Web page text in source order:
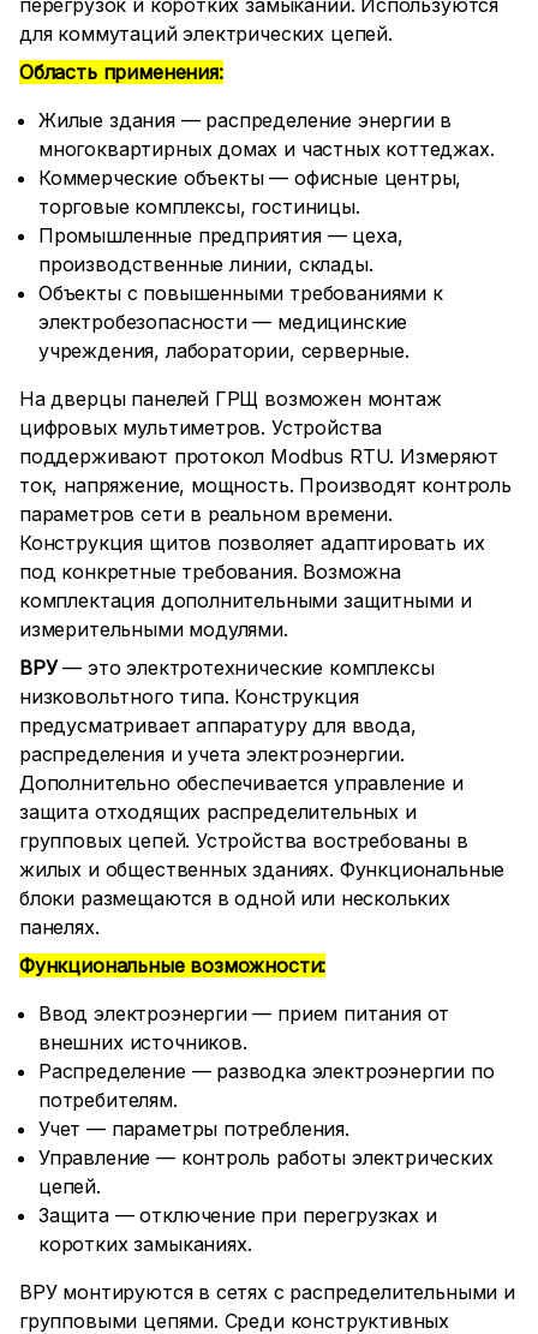
перегрузок и коротких замыканий. Используются
для коммутаций электрических цепей.
Область применения:
Жилые здания — распределение энергии в
многоквартирных домах и частных коттеджах.
Коммерческие объекты — офисные центры,
торговые комплексы, гостиницы.
Промышленные предприятия — цеха,
производственные линии, склады.
Объекты с повышенными требованиями к
электробезопасности — медицинские
учреждения, лаборатории, серверные.
На дверцы панелей ГРЩ возможен монтаж
цифровых мультиметров. Устройства
поддерживают протокол Modbus RTU. Измеряют
ток, напряжение, мощность. Производят контроль
параметров сети в реальном времени.
Конструкция щитов позволяет адаптировать их
под конкретные требования. Возможна
комплектация дополнительными защитными и
измерительными модулями.
ВРУ— это электротехнические комплексы
низковольтного типа. Конструкция
предусматривает аппаратуру для ввода,
распределения и учета электроэнергии.
Дополнительно обеспечивается управление и
защита отходящих распределительных и
групповых цепей. Устройства востребованы в
жилых и общественных зданиях. Функциональные
блоки размещаются в одной или нескольких
панелях.
Функциональные возможности:
Ввод электроэнергии — прием питания от
внешних источников.
Распределение — разводка электроэнергии по
потребителям.
Учет — параметры потребления.
Управление — контроль работы электрических
цепей.
Защита — отключение при перегрузках и
коротких замыканиях.
ВРУ монтируются в сетях с распределительными и
групповыми цепями. Среди конструктивных